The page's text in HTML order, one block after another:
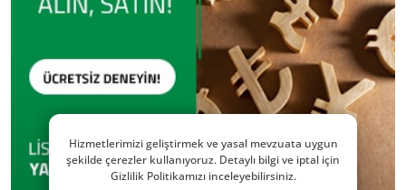
Hizmetlerimizi geliştirmek ve yasal mevzuata uygun
şekilde çerezler kullanıyoruz. Detaylı bilgi ve iptal için
Gizlilik Politikamızı inceleyebilirsiniz.